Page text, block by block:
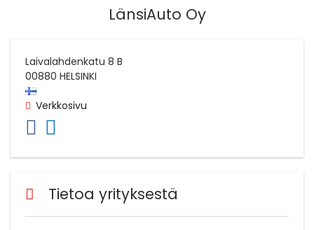
LänsiAuto Oy
Laivalahdenkatu 8 B
00880 HELSINKI
Verkkosivu
Tietoa yrityksestä